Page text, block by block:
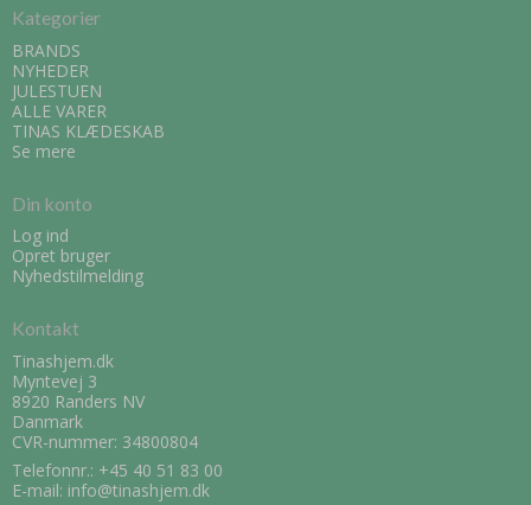
Kategorier
BRANDS
NYHEDER
JULESTUEN
ALLE VARER
TINAS KLÆDESKAB
Se mere
Din konto
Log ind
Opret bruger
Nyhedstilmelding
Kontakt
Tinashjem.dk
Myntevej 3
8920 Randers NV
Danmark
CVR-nummer: 34800804
Telefonnr.: +45 40 51 83 00
E-mail: info@tinashjem.dk